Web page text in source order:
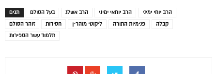
תגים בעל הסולם הרב אשלג הרב יוחאי ימיני
הרב יוחי ימיני
זוהר הסולם
חסידות ליקוטי מוהר״ן פנימיות התורה
קבלה
תלמוד עשר הספירות